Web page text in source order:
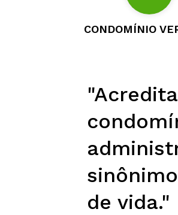
CONDOMÍNIO
de vida."